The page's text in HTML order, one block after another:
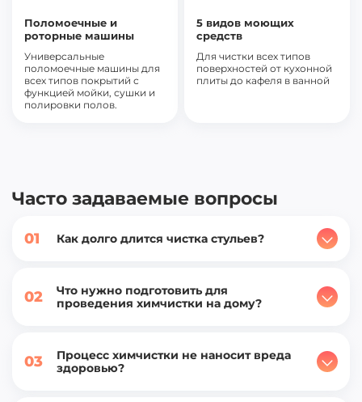
Поломоечные и
роторные машины
Универсальные
поломоечные машины для
всех типов покрытий с
функцией мойки, сушки и
полировки полов.
5 видов моющих
средств
Для чистки всех типов
поверхностей от кухонной
плиты до кафеля в ванной
01 Как долго длится чистка стульев?
02
Что нужно подготовить для
проведения химчистки на дому?
03
Процесс химчистки не наносит вреда
здоровью?
Часто задаваемые вопросы